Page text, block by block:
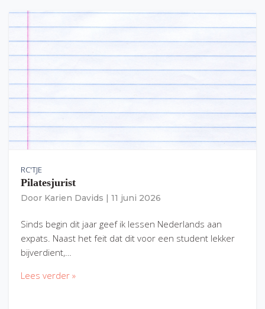
RC'TJE
Pilatesjurist
Door Karien Davids 11 juni 2026
Sinds begin dit jaar geef ik lessen Nederlands aan
expats. Naast het feit dat dit voor een student lekker
bijverdient,…
Lees verder »